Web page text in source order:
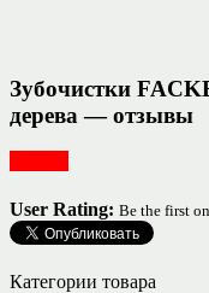
Зубочистки
дерева — отзывы
User Rating: Be the first
Категории товара